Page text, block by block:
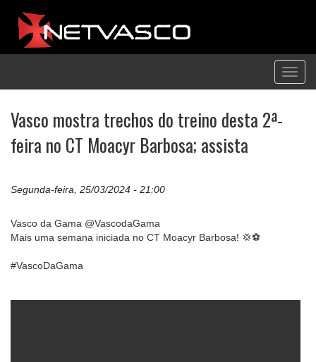
Vasco mostra trechos do treino desta 2ª-
feira no CT Moacyr Barbosa; assista
Segunda-feira, 25/03/2024 - 21:00
Vasco da Gama @VascodaGama
Mais uma semana iniciada no CT Moacyr Barbosa! 💢⚽️
#VascoDaGama